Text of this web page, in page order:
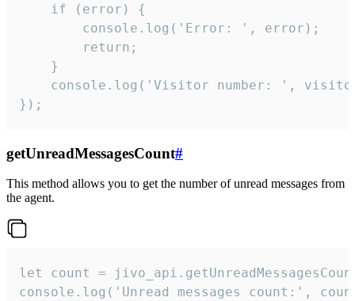
    if (error) {
        console.log('Error: ', error);
        return;
    }
console.log('Visitor number: ',
});
getUnreadMessagesCount#
This method allows you to get the number of unread messages from
the agent.
let count =
console.log('Unread messages count:',